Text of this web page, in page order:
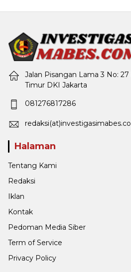
Jalan Pisangan Lama 3 No:
Timur DKI Jakarta
081276817286
Halaman
Tentang Kami
Redaksi
Iklan
Kontak
Pedoman Media Siber
Term of Service
Privacy Policy